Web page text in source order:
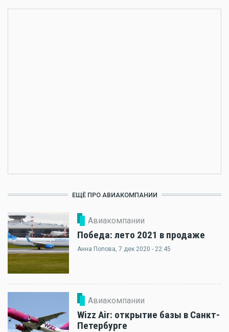
ЕЩЁ ПРО АВИАКОМПАНИИ
1 Комментарий Авиакомпании
Победа: лето 2021 в продаже
Анна Попова , 7 дек 2020 - 22:45
Авиакомпании
Wizz Air: открытие базы в Санкт-
Петербурге